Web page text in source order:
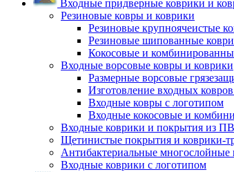
Входные придверные коврики и
Резиновые ковры и коврики
Резиновые крупноячеистые
Резиновые шипованные
Кокосовые и
Входные ворсовые ковры и коврики
Размерные ворсовые
Изготовление входных
Входные ковры с логотипом
Входные кокосовые и
Входные коврики и покрытия из
Щетинистые покрытия и коврики-
Антибактериальные многослойные
Входные коврики с логотипом